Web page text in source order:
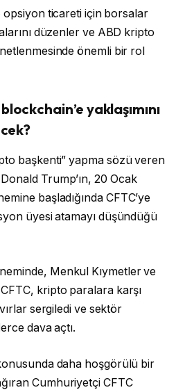
opsiyon ticareti için borsalar
düzenler ve ABD kripto
önemli bir rol
yaklaşımını
başkenti” yapma sözü veren
Trump’ın, 20 Ocak
başladığında CFTC’ye
üyesi atamayı düşündüğü
Menkul Kıymetler ve
kripto paralara karşı
sergiledi ve sektör
dava açtı.
daha hoşgörülü bir
Cumhuriyetçi CFTC